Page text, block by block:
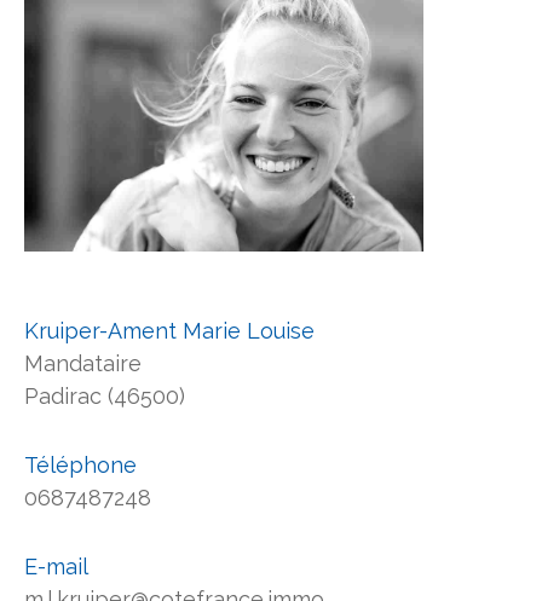
Kruiper-Ament Marie Louise
Mandataire
Padirac (46500)
Téléphone
0687487248
E-mail